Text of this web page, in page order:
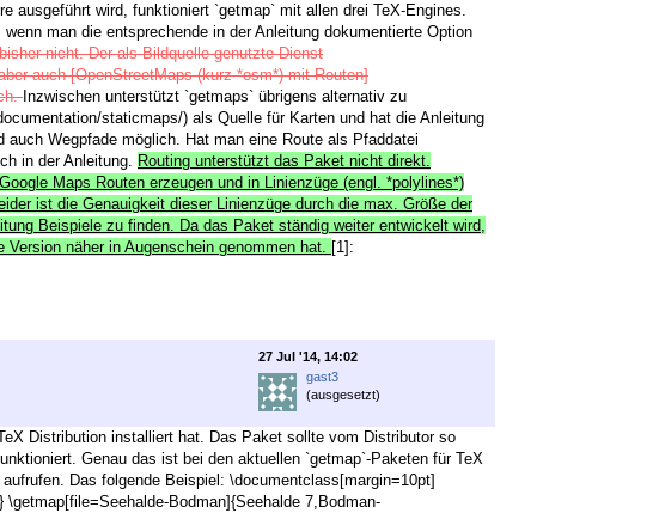
ausgeführt wird, funktioniert `getmap` mit allen drei TeX-Engines.
man die entsprechende in der Anleitung dokumentierte Option
nicht. Der als Bildquelle genutzte Dienst
auch [OpenStreetMaps (kurz *osm*) mit Routen]
Inzwischen unterstützt `getmaps` übrigens alternativ zu
staticmaps/) als Quelle für Karten und hat die Anleitung
Wegpfade möglich. Hat man eine Route als Pfaddatei
in der Anleitung. Routing unterstützt das Paket nicht direkt.
Maps Routen erzeugen und in Linienzüge (engl. *polylines*)
ist die Genauigkeit dieser Linienzüge durch die max. Größe der
Beispiele zu finden. Da das Paket ständig weiter entwickelt wird,
näher in Augenschein genommen hat. [1]:
27 Jul '14, 14:02
gast3
(ausgesetzt)
Distribution installiert hat. Das Paket sollte vom Distributor so
Genau das ist bei den aktuellen `getmap`-Paketen für TeX
Das folgende Beispiel: \documentclass[margin=10pt]
Bodman]{Seehalde 7,Bodman-